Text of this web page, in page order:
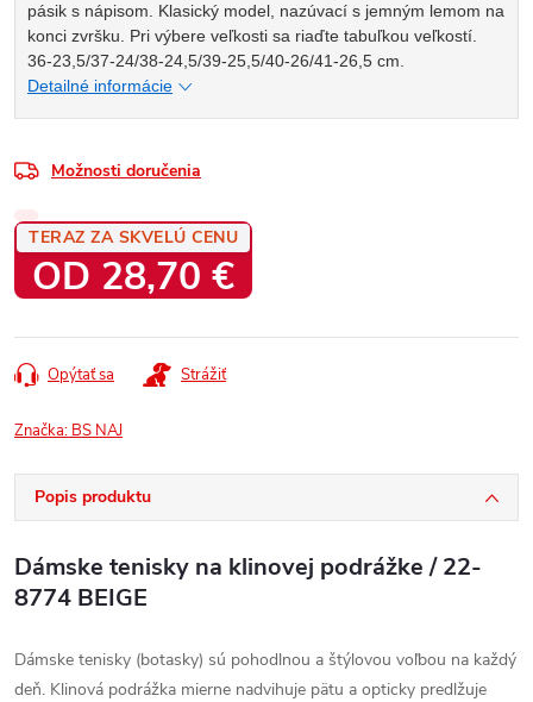
pásik s nápisom. Klasický model, nazúvací s jemným lemom na
konci zvršku. Pri výbere veľkosti sa riaďte tabuľkou veľkostí.
36-23,5/37-24/38-24,5/39-25,5/40-26/41-26,5 cm.
Detailné informácie
Možnosti doručenia
TERAZ ZA SKVELÚ CENU
OD 28,70 €
cena:
Opýtať sa Strážiť
Značka: BS NAJ
Popis produktu
Dámske tenisky na klinovej podrážke / 22-
8774 BEIGE
Dámske tenisky (botasky) sú pohodlnou a štýlovou voľbou na každý
deň. Klinová podrážka mierne nadvihuje pätu a opticky predlžuje